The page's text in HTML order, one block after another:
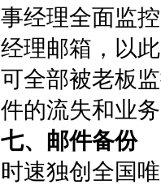
事经理全面监
经理邮箱，以
可全部被老板
件的流失和业
七、邮件备份
时速独创全国